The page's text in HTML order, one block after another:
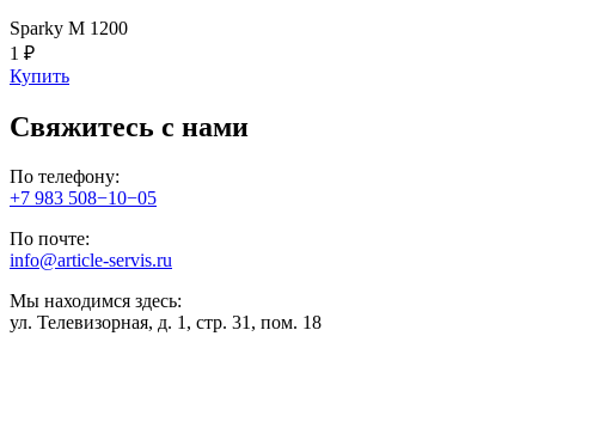
Sparky М 1200
1 ₽
Купить
Свяжитесь с нами
По телефону:
+7 983 508−10−05
По почте:
info@article-servis.ru
Мы находимся здесь:
ул. Телевизорная, д. 1, стр. 31, пом. 18